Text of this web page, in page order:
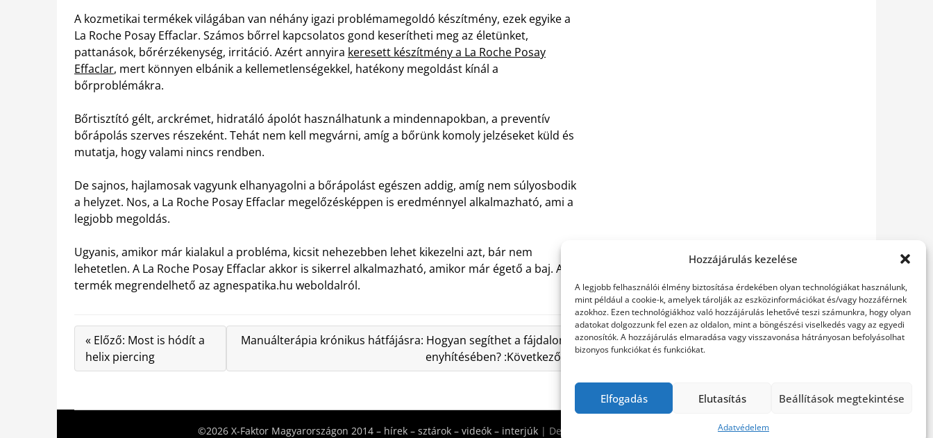
Hozzájárulás kezelése
A legjobb felhasználói élmény biztosítása érdekében olyan technológiákat használunk,
mint például a cookie-k, amelyek tárolják az eszközinformációkat és/vagy hozzáférnek
azokhoz. Ezen technológiákhoz való hozzájárulás lehetővé teszi számunkra, hogy olyan
adatokat dolgozzunk fel ezen az oldalon, mint a böngészési viselkedés vagy az egyedi
azonosítók. A hozzájárulás elmaradása vagy visszavonása hátrányosan befolyásolhat
bizonyos funkciókat és funkciókat.
Elfogadás Elutasítás Beállítások megtekintése
Adatvédelem
A kozmetikai termékek világában van néhány igazi problémamegoldó készítmény, ezek egyike a
La Roche Posay Effaclar. Számos bőrrel kapcsolatos gond keserítheti meg az életünket,
pattanások, bőrérzékenység, irritáció. Azért annyira keresett készítmény a La Roche Posay
Effaclar, mert könnyen elbánik a kellemetlenségekkel, hatékony megoldást kínál a
bőrproblémákra.
Bőrtisztító gélt, arckrémet, hidratáló ápolót használhatunk a mindennapokban, a preventív
bőrápolás szerves részeként. Tehát nem kell megvárni, amíg a bőrünk komoly jelzéseket küld és
mutatja, hogy valami nincs rendben.
De sajnos, hajlamosak vagyunk elhanyagolni a bőrápolást egészen addig, amíg nem súlyosbodik
a helyzet. Nos, a La Roche Posay Effaclar megelőzésképpen is eredménnyel alkalmazható, ami a
legjobb megoldás.
Ugyanis, amikor már kialakul a probléma, kicsit nehezebben lehet kikezelni azt, bár nem
lehetetlen. A La Roche Posay Effaclar akkor is sikerrel alkalmazható, amikor már égető a baj. A
termék megrendelhető az agnespatika.hu weboldalról.
« Előző: Most is hódít a
helix piercing
Manuálterápia krónikus hátfájásra: Hogyan segíthet a fájdalom
enyhítésében? :Következő »
©2026 X-Faktor Magyarországon 2014 – hírek – sztárok – videók – interjúk | Design: Newspaperly WordPress Theme